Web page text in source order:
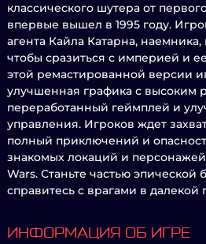
классического шутера от
впервые вышел в 1995 году.
агента Кайла Катарна,
чтобы сразиться с империей и
этой ремастированной версии
улучшенная графика с высоким
переработанный геймплей и
управления. Игроков ждет
полный приключений и
знакомых локаций и
Wars. Станьте частью эпической
справитесь с врагами в далекой
ИНФОРМАЦИЯ ОБ ИГРЕ